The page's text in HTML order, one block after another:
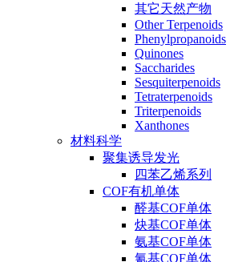
其它天然产物
Other Terpenoids
Phenylpropanoids
Quinones
Saccharides
Sesquiterpenoids
Tetraterpenoids
Triterpenoids
Xanthones
材料科学
聚集诱导发光
四苯乙烯系列
COF有机单体
醛基COF单体
炔基COF单体
氨基COF单体
氰基COF单体